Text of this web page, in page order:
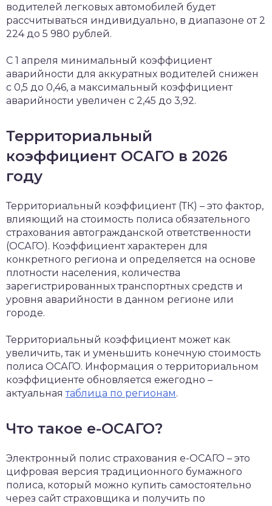
водителей легковых автомобилей будет
рассчитываться индивидуально, в диапазоне от 2
224 до 5 980 рублей.
С 1 апреля минимальный коэффициент
аварийности для аккуратных водителей снижен
с 0,5 до 0,46, а максимальный коэффициент
аварийности увеличен с 2,45 до 3,92.
Территориальный
коэффициент ОСАГО в 2026
году
Территориальный коэффициент (ТК) – это фактор,
влияющий на стоимость полиса обязательного
страхования автогражданской ответственности
(ОСАГО). Коэффициент характерен для
конкретного региона и определяется на основе
плотности населения, количества
зарегистрированных транспортных средств и
уровня аварийности в данном регионе или
городе.
Территориальный коэффициент может как
увеличить, так и уменьшить конечную стоимость
полиса ОСАГО. Информация о территориальном
коэффициенте обновляется ежегодно –
актуальнаятаблица по регионам.
Что такое е-ОСАГО?
Электронный полис страхования е-ОСАГО – это
цифровая версия традиционного бумажного
полиса, который можно купить самостоятельно
через сайт страховщика и получить по